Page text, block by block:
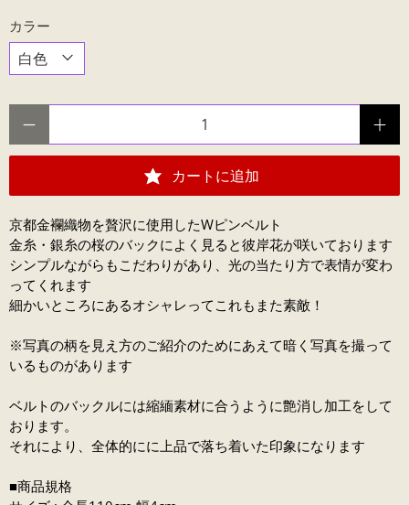
カラー
カートに追加
京都金襴織物を贅沢に使用したWピンベルト
金糸・銀糸の桜のバックによく見ると彼岸花が咲いております
シンプルながらもこだわりがあり、光の当たり方で表情が変わ
ってくれます
細かいところにあるオシャレってこれもまた素敵！
※写真の柄を見え方のご紹介のためにあえて暗く写真を撮って
いるものがあります
ベルトのバックルには縮緬素材に合うように艶消し加工をして
おります。
それにより、全体的にに上品で落ち着いた印象になります
■商品規格